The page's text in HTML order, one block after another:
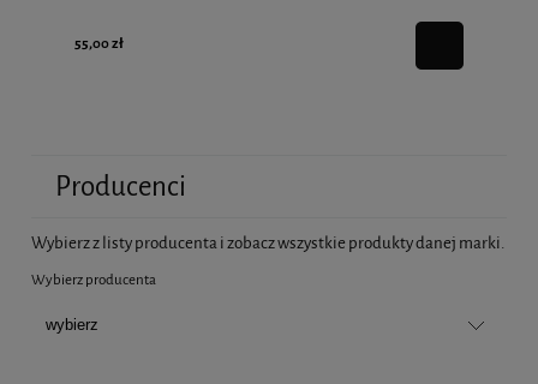
55,00 zł
Producenci
Wybierz z listy producenta i zobacz wszystkie produkty danej marki.
Wybierz producenta